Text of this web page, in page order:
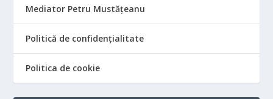
Mediator Petru Mustățeanu
Politică de confidențialitate
Politica de cookie